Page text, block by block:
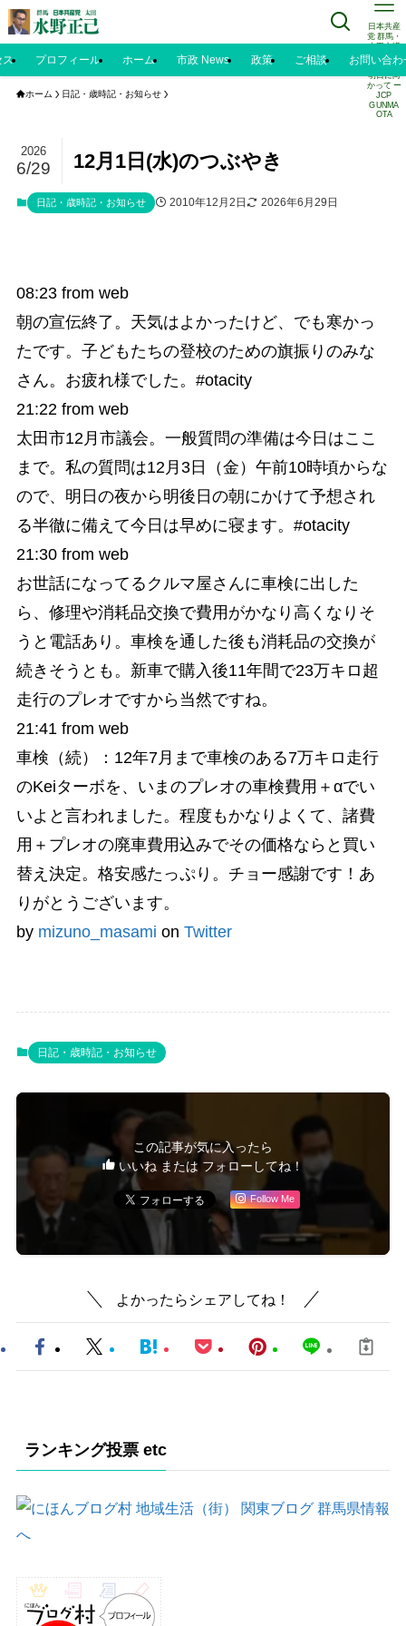
日本共産
党 群馬・
太田市議
水野正己
のブログ |
明日に向
かって ー
JCP
GUNMA
OTA
ス プロフィール ホーム 市政 News 政策 ご相談 お問い合わ
ホーム 日記・歳時記・お知らせ
12月1日(水)のつぶやき
2026
6/29
日記・歳時記・お知らせ 2010年12月2日 2026年6月29日
08:23from web
朝の宣伝終了。天気はよかったけど、でも寒かっ
たです。子どもたちの登校のための旗振りのみな
さん。お疲れ様でした。#otacity
21:22from web
太田市12月市議会。一般質問の準備は今日はここ
まで。私の質問は12月3日（金）午前10時頃からな
ので、明日の夜から明後日の朝にかけて予想され
る半徹に備えて今日は早めに寝ます。#otacity
21:30from web
お世話になってるクルマ屋さんに車検に出した
ら、修理や消耗品交換で費用がかなり高くなりそ
うと電話あり。車検を通した後も消耗品の交換が
続きそうとも。新車で購入後11年間で23万キロ超
走行のプレオですから当然ですね。
21:41from web
車検（続）：12年7月まで車検のある7万キロ走行
のKeiターボを、いまのプレオの車検費用＋αでい
いよと言われました。程度もかなりよくて、諸費
用＋プレオの廃車費用込みでその価格ならと買い
替え決定。格安感たっぷり。チョー感謝です！あ
りがとうございます。
by mizuno_masami on Twitter
日記・歳時記・お知らせ
この記事が気に入ったら
いいね または フォローしてね！
Follow Me
よかったらシェアしてね！
ランキング投票 etc